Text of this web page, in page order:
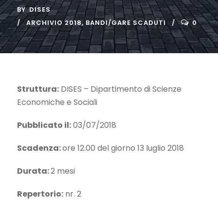
BY DISES
ARCHIVIO 2018, BANDI/GARE SCADUTI 0
Struttura: DISES – Dipartimento di Scienze
Economiche e Sociali
Pubblicato il:03/07/2018
Scadenza:ore 12.00 del giorno 13 luglio 2018
Durata:2 mesi
Repertorio: nr. 2